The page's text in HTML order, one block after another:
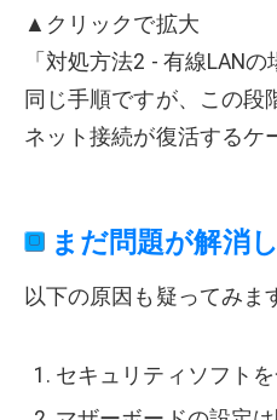
▲クリックで拡大
「対処方法2 - 有線LAN
同じ手順ですが、この段
ネット接続が復活するケ
まだ問題が解消
以下の原因も疑ってみま
セキュリティソフト